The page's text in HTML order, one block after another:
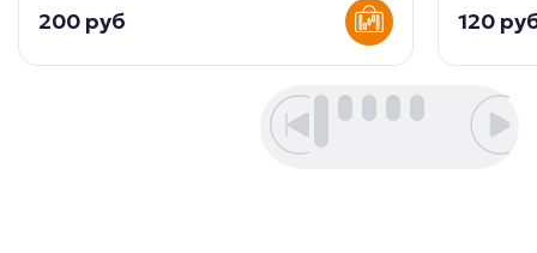
200 руб 120